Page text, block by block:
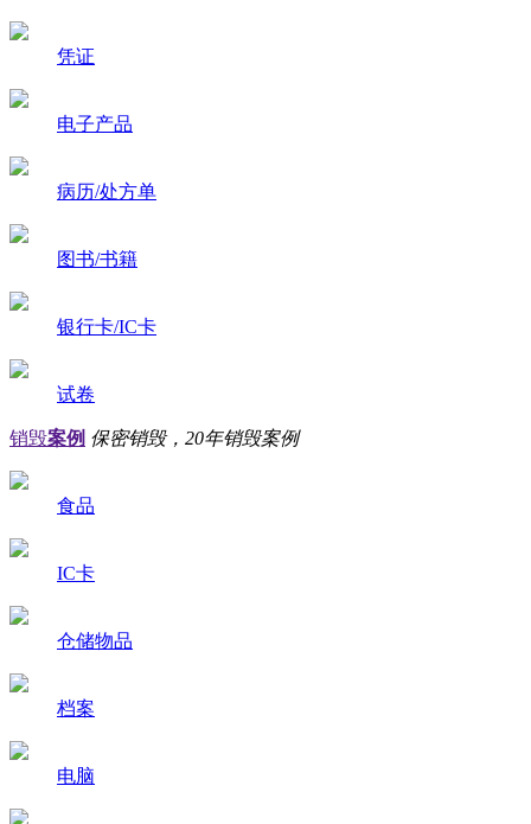
凭证
电子产品
病历/处方单
图书/书籍
银行卡/IC卡
试卷
销毁案例 保密销毁，20年销毁案例
食品
IC卡
仓储物品
档案
电脑